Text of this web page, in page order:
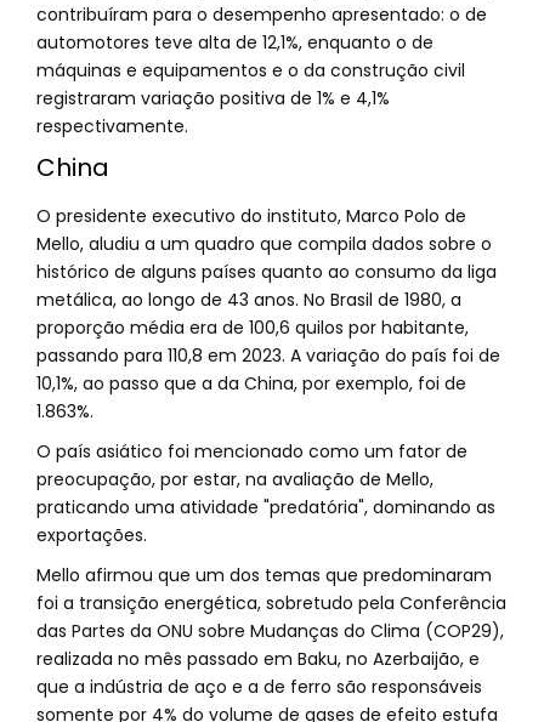
contribuíram para o desempenho apresentado: o de
automotores teve alta de 12,1%, enquanto o de
máquinas e equipamentos e o da construção civil
registraram variação positiva de 1% e 4,1%
respectivamente.
China
O presidente executivo do instituto, Marco Polo de
Mello, aludiu a um quadro que compila dados sobre o
histórico de alguns países quanto ao consumo da liga
metálica, ao longo de 43 anos. No Brasil de 1980, a
proporção média era de 100,6 quilos por habitante,
passando para 110,8 em 2023. A variação do país foi de
10,1%, ao passo que a da China, por exemplo, foi de
1.863%.
O país asiático foi mencionado como um fator de
preocupação, por estar, na avaliação de Mello,
praticando uma atividade "predatória", dominando as
exportações.
Mello afirmou que um dos temas que predominaram
foi a transição energética, sobretudo pela Conferência
das Partes da ONU sobre Mudanças do Clima (COP29),
realizada no mês passado em Baku, no Azerbaijão, e
que a indústria de aço e a de ferro são responsáveis
somente por 4% do volume de gases de efeito estufa